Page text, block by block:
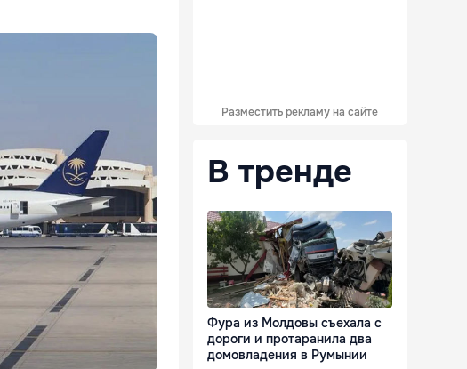
Разместить рекламу на сайте
В тренде
Фура из Молдовы съехала с
дороги и протаранила два
домовладения в Румынии